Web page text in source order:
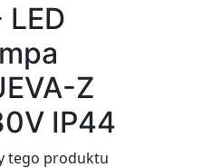
Z
IP44
tego produktu